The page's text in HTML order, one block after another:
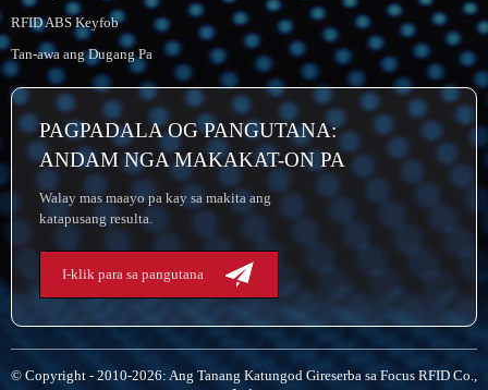
RFID ABS Keyfob
Tan-awa ang Dugang Pa
PAGPADALA OG PANGUTANA:
ANDAM NGA MAKAKAT-ON PA
Walay mas maayo pa kay sa makita ang
katapusang resulta.
I-klik para sa pangutana
© Copyright - 2010-2026: Ang Tanang Katungod Gireserba sa Focus RFID Co.,